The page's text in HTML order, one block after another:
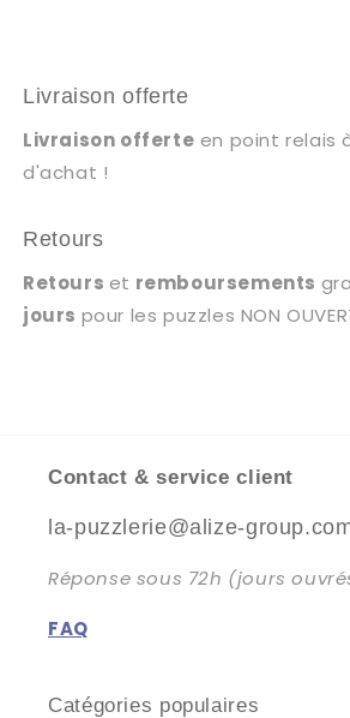
Livraison offerte
Livraison offerte en point relais
d'achat !
Retours
Retours et remboursements
jours pour les puzzles NON
Contact & service client
la-puzzlerie@alize-
Réponse sous 72h (jours
FAQ
Catégories populaires